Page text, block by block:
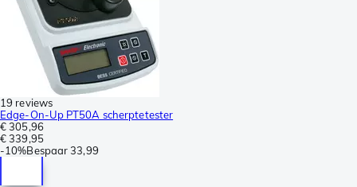
19 reviews
Edge-On-Up PT50A scherptetester
€ 305,96
€ 339,95
-10%Bespaar 33,99